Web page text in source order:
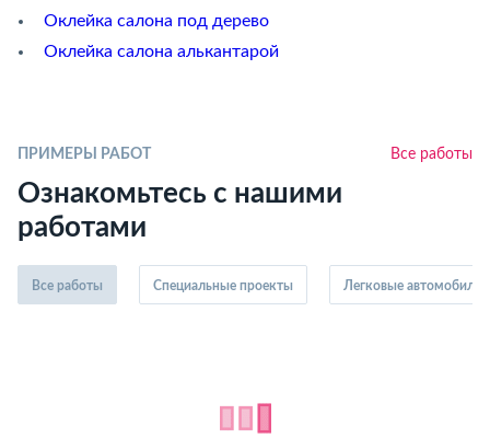
Оклейка салона под дерево
Оклейка салона алькантарой
ПРИМЕРЫ РАБОТ Все работы
Ознакомьтесь с нашими
работами
Все работы Специальные проекты Легковые автомобили